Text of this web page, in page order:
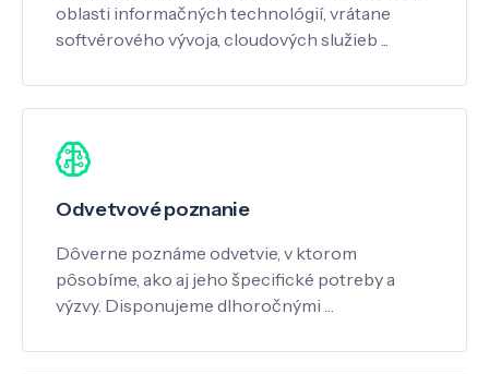
oblasti informačných technológií, vrátane
softvérového vývoja, cloudových služieb ...
Odvetvové poznanie
Dôverne poznáme odvetvie, v ktorom
pôsobíme, ako aj jeho špecifické potreby a
výzvy. Disponujeme dlhoročnými …